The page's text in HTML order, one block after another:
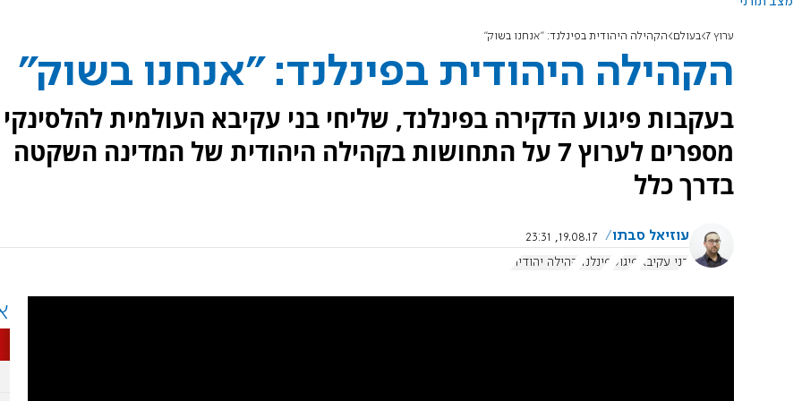
ערוץ 7 בעולם הקהילה היהודית בפינלנד: "אנחנו בשוק"
הקהילה היהודית בפינלנד: "אנחנו בשוק"
בעקבות פיגוע הדקירה בפינלנד, שליחי בני עקיבא העולמית להלסינקי
מספרים לערוץ 7 על התחושות בקהילה היהודית של המדינה השקטה
בדרך כלל
עוזיאל סבתו
19.08.17, 23:31
בני עקיבא פיגוע פינלנד קהילה יהודית